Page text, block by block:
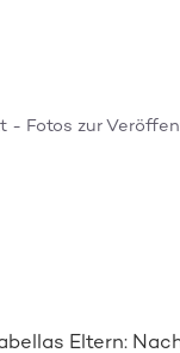
- Fotos zur
Eltern: